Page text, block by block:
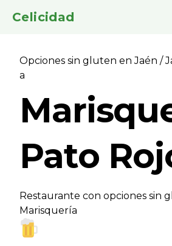
Celicidad
Opciones sin gluten en Jaén /
a
Pato
Restaurante con opciones sin
Marisquerí­a